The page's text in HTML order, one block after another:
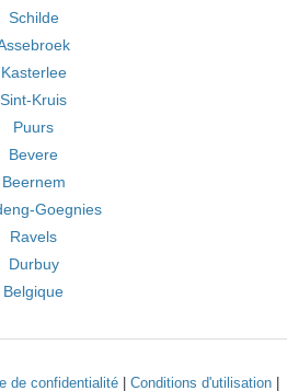
Schilde
Kasterlee
Sint-Kruis
Puurs
Bevere
Beernem
Goegnies
Ravels
Durbuy
Belgique
de confidentialité| Conditions d'utilisation|